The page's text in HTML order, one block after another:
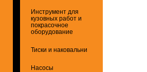
Инструмент для
кузовных работ и
покрасочное
оборудование
Тиски и наковальни
Насосы